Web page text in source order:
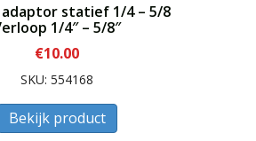
statief 1/4 – 5/8
1/4″ – 5/8″
€10.00
SKU: 554168
Bekijk product